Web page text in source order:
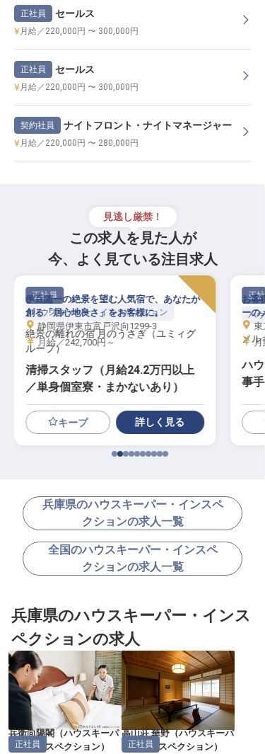
正社員 セールス
月給／220,000円 〜 300,000円
正社員 セールス
月給／220,000円 〜 300,000円
契約社員 ナイトフロント・ナイトマネージャー
月給／220,000円 〜 280,000円
見逃し厳禁！
この求人を見た人が
今、よく見ている注目求人
正社員
ハウスキーパー・インスペクション
絶景の離れの宿 月のうさぎ（ユミィグ
ループ）
清掃スタッフ（月給24.2万円以上
／単身個室寮・まかないあり）
伊豆随一の絶景を望む人気宿で、あなたが
創る「居心地良さ」をお客様に。
静岡県伊東市富戸沢向1299-3
月給／242,700円～
キープ 詳しく見る
正社
ハ
メル
ハ
事
お客
ーの
東
月
兵庫県のハウスキーパー・インスペ
クションの求人一覧
全国のハウスキーパー・インスペ
クションの求人一覧
兵庫県のハウスキーパー・インス
ペクションの求人
兵衛向陽閣（ハウスキーパ
ー・インスペクション）
正社員
高山荘 華野（ハウスキーパ
ー・インスペクション）
正社員